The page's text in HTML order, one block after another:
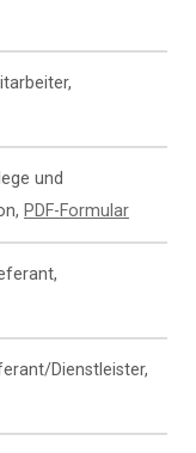
und
PDF-Formular
Dienstleister,